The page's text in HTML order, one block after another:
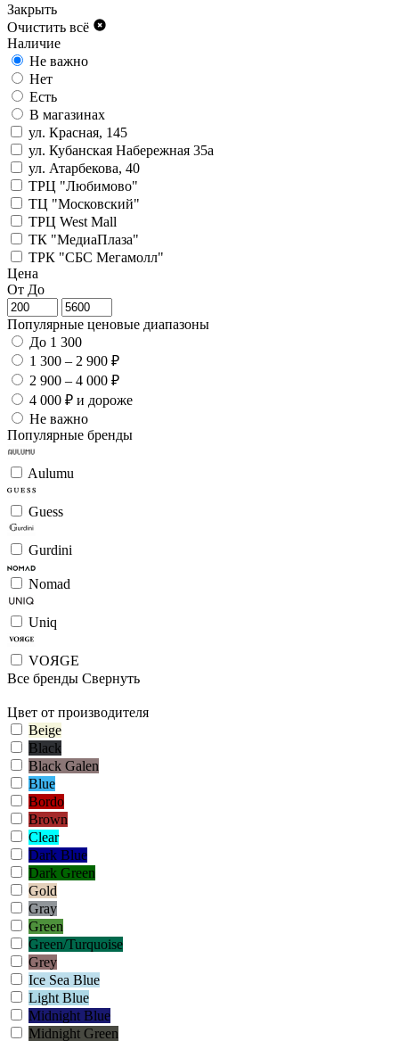
Закрыть
Очистить всё
Наличие
Не важно
Нет
Есть
В магазинах
ул. Красная, 145
ул. Кубанская Набережная 35а
ул. Атарбекова, 40
ТРЦ "Любимово"
ТЦ "Московский"
ТРЦ West Mall
ТК "МедиаПлаза"
ТРК "СБС Мегамолл"
Цена
От До
Популярные ценовые диапазоны
До 1 300
1 300 – 2 900 ₽
2 900 – 4 000 ₽
4 000 ₽ и дороже
Не важно
Популярные бренды
Aulumu
Guess
Gurdini
Nomad
Uniq
VOЯGE
Все бренды Свернуть
Цвет от производителя
Beige
Black
Black Galen
Blue
Bordo
Brown
Clear
Dark Blue
Dark Green
Gold
Gray
Green
Green/Turquoise
Grey
Ice Sea Blue
Light Blue
Midnight Blue
Midnight Green